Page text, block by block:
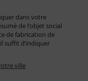
dans votre
de l’objet social
de fabrication de
suffit d’indiquer
ville